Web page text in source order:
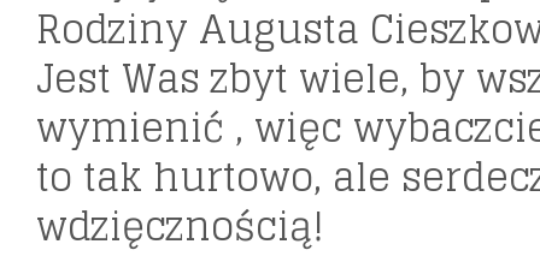
Rodziny Augusta
Jest Was zbyt wiele, by
wymienić , więc
to tak hurtowo, ale
wdzięcznością!